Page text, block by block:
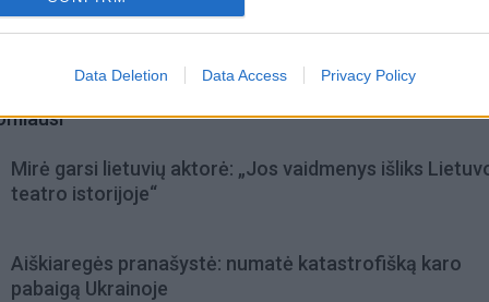
Data Deletion Data Access Privacy Policy
Mirė garsi lietuvių aktorė: „Jos vaidmenys išliks
teatro istorijoje“
Aiškiaregės pranašystė: numatė katastrofišką karo
pabaigą Ukrainoje